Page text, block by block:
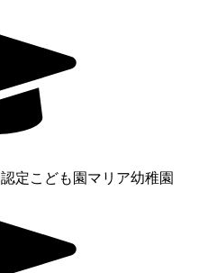
認定こども園マリア幼稚園